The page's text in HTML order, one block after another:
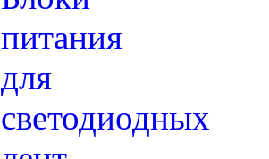
питания
для
светодиодных